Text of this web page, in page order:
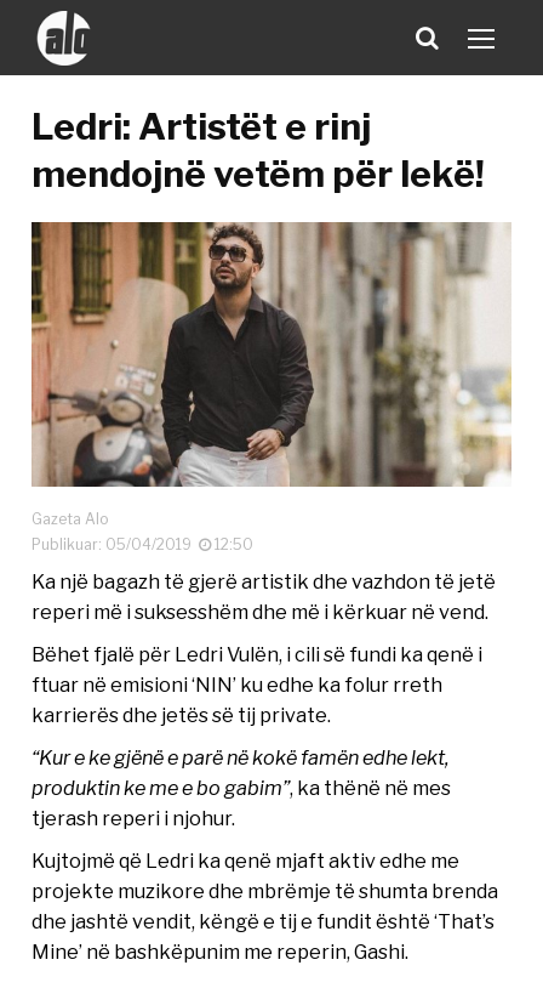
Ledri: Artistët e rinj
mendojnë vetëm për lekë!
Gazeta Alo
Publikuar: 05/04/2019
12:50
Ka një bagazh të gjerë artistik dhe vazhdon të jetë
reperi më i suksesshëm dhe më i kërkuar në vend.
Bëhet fjalë për Ledri Vulën, i cili së fundi ka qenë i
ftuar në emisioni ‘NIN’ ku edhe ka folur rreth
karrierës dhe jetës së tij private.
“Kur e ke gjënë e parë në kokë famën edhe lekt,
produktin ke me e bo gabim”, ka thënë në mes
tjerash reperi i njohur.
Kujtojmë që Ledri ka qenë mjaft aktiv edhe me
projekte muzikore dhe mbrëmje të shumta brenda
dhe jashtë vendit, këngë e tij e fundit është ‘That’s
Mine’ në bashkëpunim me reperin, Gashi.